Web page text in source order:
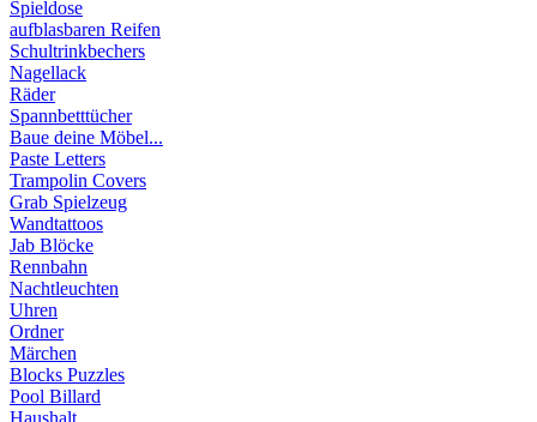
Spieldose
aufblasbaren Reifen
Schultrinkbechers
Nagellack
Räder
Spannbetttücher
Baue deine Möbel...
Paste Letters
Trampolin Covers
Grab Spielzeug
Wandtattoos
Jab Blöcke
Rennbahn
Nachtleuchten
Uhren
Ordner
Märchen
Blocks Puzzles
Pool Billard
Haushalt